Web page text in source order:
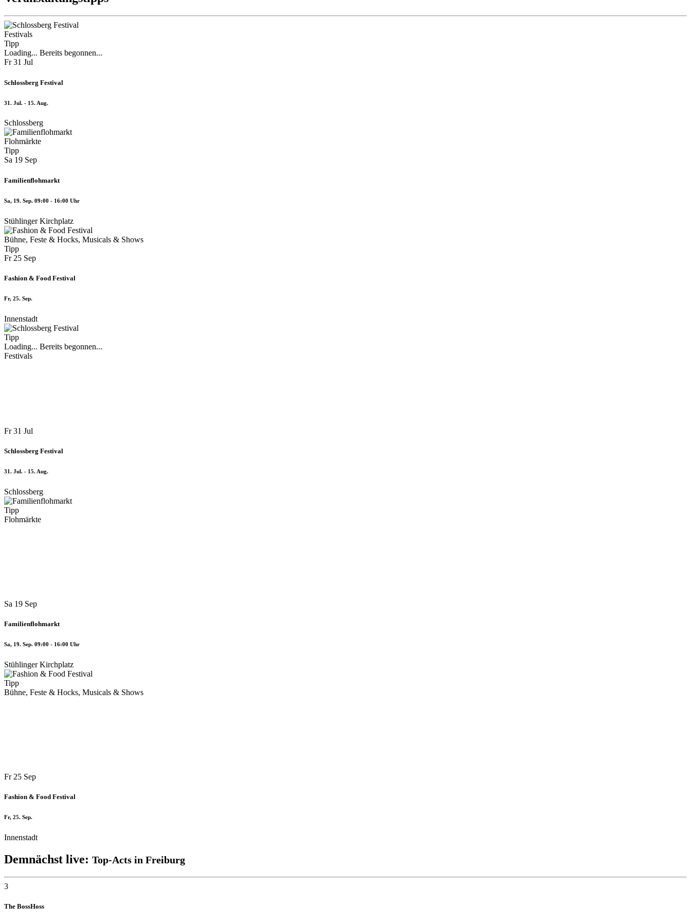
Festivals
Tipp
Loading... Bereits begonnen...
Fr 31 Jul
Schlossberg Festival
31. Jul. - 15. Aug.
Schlossberg
Flohmärkte
Tipp
Sa 19 Sep
Familienflohmarkt
Sa, 19. Sep. 09:00 - 16:00 Uhr
Stühlinger Kirchplatz
Bühne, Feste & Hocks, Musicals & Shows
Tipp
Fr 25 Sep
Fashion & Food Festival
Fr, 25. Sep.
Innenstadt
Tipp
Loading... Bereits begonnen...
Festivals
Fr 31 Jul
Schlossberg Festival
31. Jul. - 15. Aug.
Schlossberg
Tipp
Flohmärkte
Sa 19 Sep
Familienflohmarkt
Sa, 19. Sep. 09:00 - 16:00 Uhr
Stühlinger Kirchplatz
Tipp
Bühne, Feste & Hocks, Musicals & Shows
Fr 25 Sep
Fashion & Food Festival
Fr, 25. Sep.
Innenstadt
Demnächst live: Top-Acts in Freiburg
3
The BossHoss